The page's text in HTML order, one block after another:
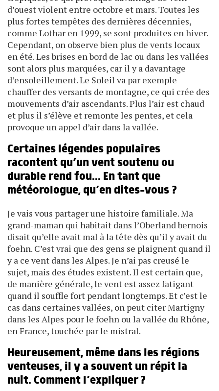
d’ouest violent entre octobre et mars. Toutes les
plus fortes tempêtes des dernières décennies,
comme Lothar en 1999, se sont produites en hiver.
Cependant, on observe bien plus de vents locaux
en été. Les brises en bord de lac ou dans les vallées
sont alors plus marquées, car il y a davantage
d’ensoleillement. Le Soleil va par exemple
chauffer des versants de montagne, ce qui crée des
mouvements d’air ascendants. Plus l’air est chaud
et plus il s’élève et remonte les pentes, et cela
provoque un appel d’air dans la vallée.
Certaines légendes populaires
racontent qu’un vent soutenu ou
durable rend fou... En tant que
météorologue, qu’en dites-vous ?
Je vais vous partager une histoire familiale. Ma
grand-­maman qui habitait dans l’Oberland bernois
disait qu’elle avait mal à la tête dès qu’il y avait du
foehn. C’est vrai que des gens se plaignent quand il
y a ce vent dans les Alpes. Je n’ai pas creusé le
sujet, mais des études existent. Il est certain que,
de manière générale, le vent est assez fatigant
quand il souffle fort pendant longtemps. Et c’est le
cas dans certaines vallées, on peut citer Martigny
dans les Alpes pour le foehn ou la vallée du Rhône,
en France, touchée par le mistral.
Heureusement, même dans les régions
venteuses, il y a souvent un répit la
nuit. Comment l’expliquer ?